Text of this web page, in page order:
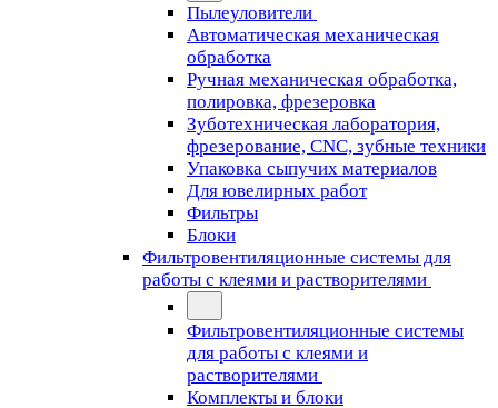
Пылеуловители
Автоматическая механическая
обработка
Ручная механическая обработка,
полировка, фрезеровка
Зуботехническая лаборатория,
фрезерование, CNC, зубные техники
Упаковка сыпучих материалов
Для ювелирных работ
Фильтры
Блоки
Фильтровентиляционные системы для
работы с клеями и растворителями
Фильтровентиляционные системы
для работы с клеями и
растворителями
Комплекты и блоки